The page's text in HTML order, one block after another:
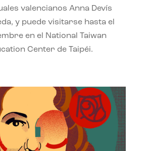
valencianos Anna Devís
y puede visitarse hasta el
en el National Taiwan
Center de Taipéi.